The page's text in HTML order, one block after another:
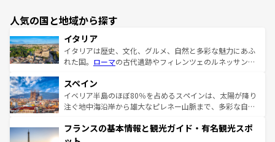
人気の国と地域から探す
イタリア
イタリアは歴史、文化、グルメ、自然と多彩な魅力にあふ
れた国。 ローマの古代遺跡やフィレンツェのルネッサンス
ろん、トスカーナの美しい田園風景やアマルフィ海岸の絶
景など、自然景観も見逃せない。観光の合間には、本場の
ピザやパスタなど、絶品のイタリア料理を堪能することも
ませてくれるイタリアで、忘れられない旅をしてみよう！
なお、新着のイタリア情報は
スペイン
イベリア半島のほぼ80％を占めるスペインは、太陽が降り
注ぐ地中海沿岸から雄大なピレネー山脈まで、多彩な自然
文化が根付くこの国では、情熱的なフラメンコ、熱気あふ
れる闘牛、そして美味しいタパスが生活の一部となってい
フランスの基本情報と観光ガイド・有名観光スポ